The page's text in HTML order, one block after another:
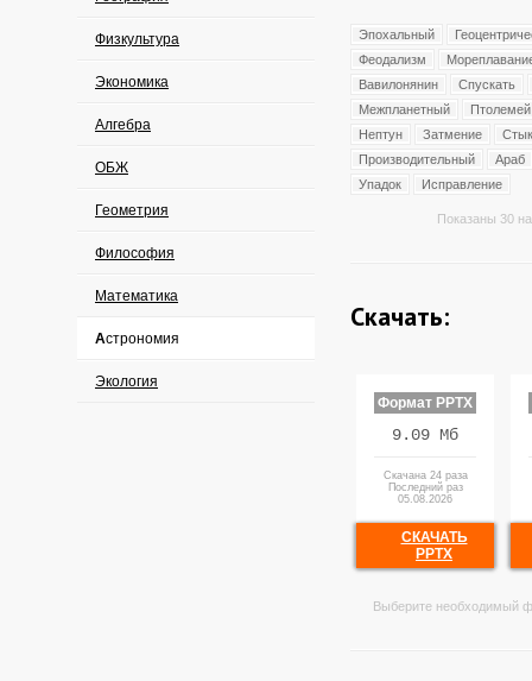
Физкультура
Экономика
Алгебра
ОБЖ
Геометрия
Философия
Математика
Астрономия
Экология
Эпохальный
Феодализм
Вавилонянин
Спускать
Межпланетный
Птолемей
Нептун
Затмение
Стык
Производительный
Араб
Упадок
Исправление
Показаны 30
Скачать:
Формат PPTX
9.09 Мб
Скачана 24 раза
Последний раз
05.08.2026
СКАЧАТЬ
PPTX
Выберите необходимый